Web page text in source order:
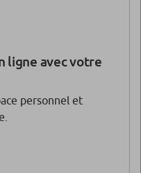
ligne avec votre
personnel et